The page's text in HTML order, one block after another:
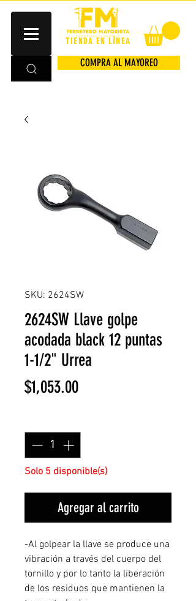
TIENDA EN LÍNEA
COMPRA AL MAYOREO
SKU: 2624SW
2624SW Llave golpe
acodada black 12 puntas
1-1/2" Urrea
$1,053.00Precio
Solo 5 disponible(s)
Agregar al carrito
-Al golpear la llave se produce una
vibración a través del cuerpo del
tornillo y por lo tanto la liberación
de los residuos que mantienen la